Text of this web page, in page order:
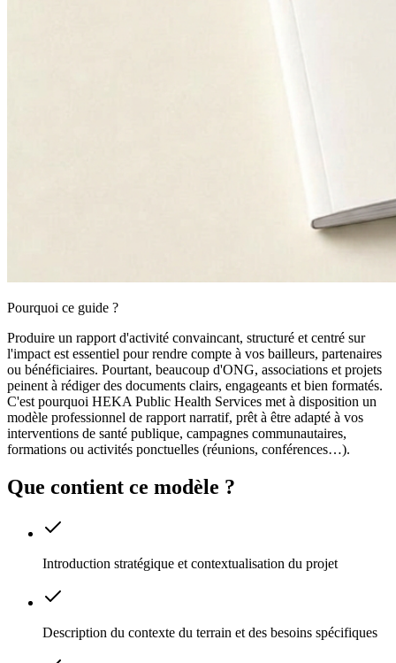
Pourquoi ce guide ?
Produire un rapport d'activité convaincant, structuré et centré sur
l'impact est essentiel pour rendre compte à vos bailleurs, partenaires
ou bénéficiaires. Pourtant, beaucoup d'ONG, associations et projets
peinent à rédiger des documents clairs, engageants et bien formatés.
C'est pourquoi HEKA Public Health Services met à disposition un
modèle professionnel de rapport narratif, prêt à être adapté à vos
interventions de santé publique, campagnes communautaires,
formations ou activités ponctuelles (réunions, conférences…).
Que contient ce modèle ?
Introduction stratégique et contextualisation du projet
Description du contexte du terrain et des besoins spécifiques